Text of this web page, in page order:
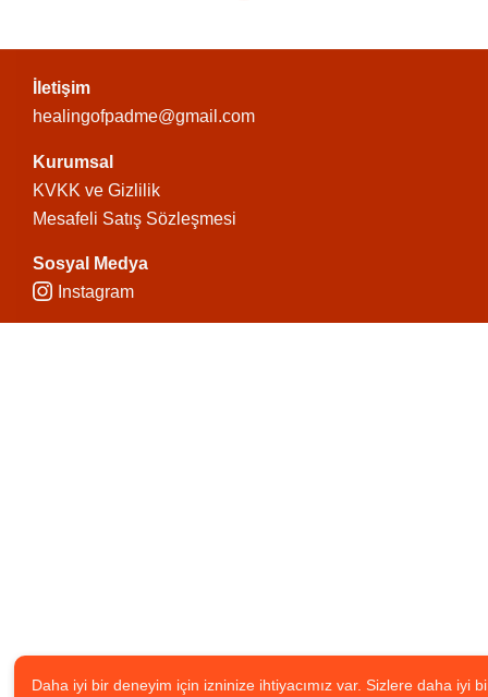
İletişim
healingofpadme@gmail.com
Kurumsal
KVKK ve Gizlilik
Mesafeli Satış Sözleşmesi
Sosyal Medya
Instagram
Daha iyi bir deneyim için izninize ihtiyacımız var. Sizlere daha iyi